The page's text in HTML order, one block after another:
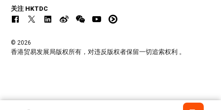
关注 HKTDC
© 2026
香港贸易发展局版权所有，对违反版权者保留一切追索权利 。